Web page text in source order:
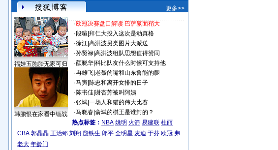
更多>>
福娃五胞胎无家可归
韩鹏恨在家看中缅战
·欧冠决赛盘口解读 巴萨赢面稍大
·段暄 拜仁大投入这次是动真格
·徐江| 高洪波另类图片大派送
·孙贤禄| 高洪波组队思想值得赞同
·颜晓华| 科比队友什么时候可支持他
·冉雄飞| 老聂的嘴和山东鲁能的腿
·马寅| 陈忠和离开女排的日子
·陈书佳| 谢杏芳被叫阿姨
·张斌| 一场人和猫的伟大比赛
·马晓春| 俞斌的棋王是谁封的？
热点标签： NBA 姚明 火箭 易建联 杜丽
CBA 郭晶晶 王治郅 刘翔 殷铁生 郎平 全明星 麦迪 于芬 欧冠 弗
老大 年龄门